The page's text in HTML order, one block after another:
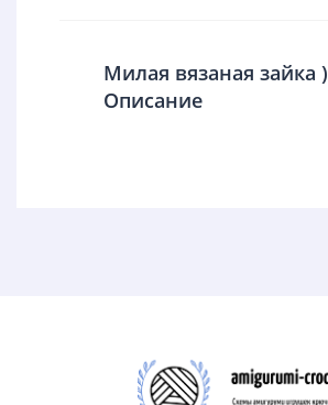
Милая вязаная зайка )
Описание